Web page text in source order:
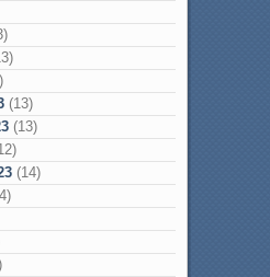
(13)
(13)
(14)